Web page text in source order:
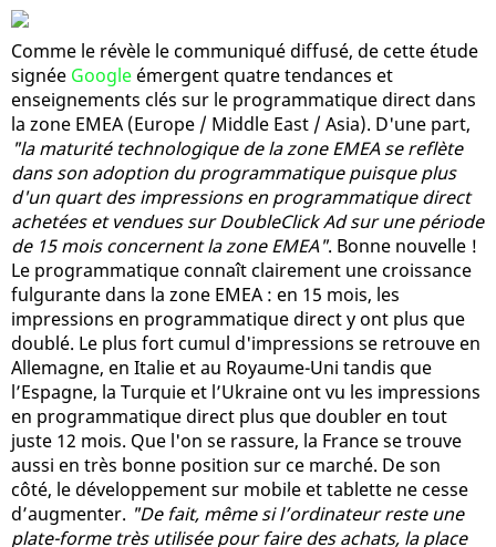
Comme le révèle le communiqué diffusé, de cette étude
signée Google émergent quatre tendances et
enseignements clés sur le programmatique direct dans
la zone EMEA (Europe / Middle East / Asia). D'une part,
"la maturité technologique de la zone EMEA se reflète
dans son adoption du programmatique puisque plus
d'un quart des impressions en programmatique direct
achetées et vendues sur DoubleClick Ad sur une période
de 15 mois concernent la zone EMEA". Bonne nouvelle !
Le programmatique connaît clairement une croissance
fulgurante dans la zone EMEA : en 15 mois, les
impressions en programmatique direct y ont plus que
doublé. Le plus fort cumul d'impressions se retrouve en
Allemagne, en Italie et au Royaume-Uni tandis que
l’Espagne, la Turquie et l’Ukraine ont vu les impressions
en programmatique direct plus que doubler en tout
juste 12 mois. Que l'on se rassure, la France se trouve
aussi en très bonne position sur ce marché. De son
côté, le développement sur mobile et tablette ne cesse
d’augmenter. "De fait, même si l’ordinateur reste une
plate-forme très utilisée pour faire des achats, la place